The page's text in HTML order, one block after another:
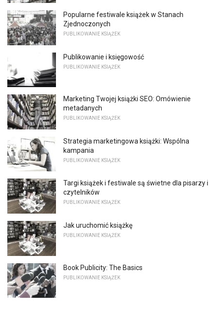
Popularne festiwale książek w Stanach
Zjednoczonych
PUBLIKOWANIE KSIĄŻEK
Publikowanie i księgowość
PUBLIKOWANIE KSIĄŻEK
Marketing Twojej książki SEO: Omówienie
metadanych
PUBLIKOWANIE KSIĄŻEK
Strategia marketingowa książki: Wspólna
kampania
PUBLIKOWANIE KSIĄŻEK
Targi książek i festiwale są świetne dla pisarzy i
czytelników
PUBLIKOWANIE KSIĄŻEK
Jak uruchomić książkę
PUBLIKOWANIE KSIĄŻEK
Book Publicity: The Basics
PUBLIKOWANIE KSIĄŻEK